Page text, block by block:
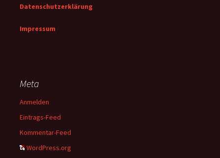
Datenschutzerklärung
Impressum
Meta
Anmelden
Eintrags-Feed
Kommentar-Feed
WordPress.org